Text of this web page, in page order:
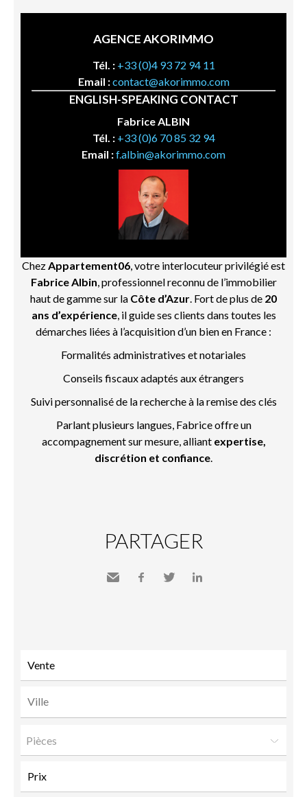
AGENCE AKORIMMO
Tél. : +33 (0)4 93 72 94 11
Email :contact@akorimmo.com
ENGLISH-SPEAKING CONTACT
Fabrice ALBIN
Tél. : +33 (0)6 70 85 32 94
Email :f.albin@akorimmo.com
Chez Appartement06 , votre interlocuteur privilégié est
Fabrice Albin , professionnel reconnu de l’immobilier
haut de gamme sur la Côte d’Azur . Fort de plus de 20
ans d’expérience, il guide ses clients dans toutes les
démarches liées à l’acquisition d’un bien en France :
Formalités administratives et notariales
Conseils fiscaux adaptés aux étrangers
Suivi personnalisé de la recherche à la remise des clés
Parlant plusieurs langues, Fabrice offre un
accompagnement sur mesure, alliant expertise,
discrétion et confiance
PARTAGER
Pièces